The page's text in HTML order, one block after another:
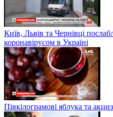
Київ, Львів та Чернівці
коронавірусом в Україні
Півкілограмові яблука та